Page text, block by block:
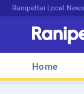
Ranipettai Local News
Home